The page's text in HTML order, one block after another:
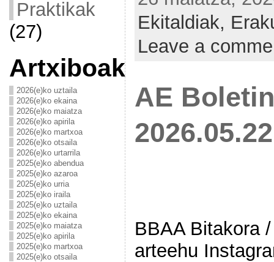
Praktikak
(27)
Artxiboak
2026(e)ko uztaila
2026(e)ko ekaina
2026(e)ko maiatza
2026(e)ko apirila
2026(e)ko martxoa
2026(e)ko otsaila
2026(e)ko urtarrila
2025(e)ko abendua
2025(e)ko azaroa
2025(e)ko urria
2025(e)ko iraila
2025(e)ko uztaila
2025(e)ko ekaina
2025(e)ko maiatza
2025(e)ko apirila
2025(e)ko martxoa
2025(e)ko otsaila
Ekitaldiak,
Leave a
AE
2026.05.22
BBAA Bitakora
arteehu